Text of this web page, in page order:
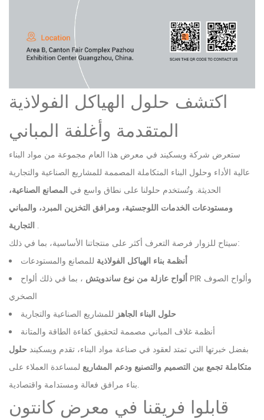
اكتشف حلول الهياكل الفولاذية
المتقدمة وأغلفة المباني
ستعرض شركة ويسكيند في معرض هذا العام مجموعة من مواد البناء
عالية الأداء وحلول البناء المتكاملة المصممة للمشاريع الصناعية والتجارية
الحديثة. وتُستخدم حلولنا على نطاق واسع في المصانع الصناعية،
ومستودعات الخدمات اللوجستية، ومرافق التخزين المبرد، والمباني
.
سيتاح للزوار فرصة التعرف أكثر على منتجاتنا الأساسية، بما في ذلك:
أنظمة بناء الهياكل الفولاذية للمصانع والمستودعات
ألواح عازلة من نوع ساندويتش ، بما في ذلك ألواح PIR وألواح الصوف
الصخري
حلول البناء الجاهزللمشاريع الصناعية والتجارية
أنظمة غلاف المباني مصممة لتحقيق كفاءة الطاقة والمتانة
بفضل خبرتها التي تمتد لعقود في صناعة مواد البناء، تقدم ويسكيند حلول
متكاملة تجمع بين التصميم والتصنيع ودعم المشاريع لمساعدة العملاء على
بناء مرافق فعالة ومستدامة واقتصادية.
قابلوا فريقنا في معرض كانتون